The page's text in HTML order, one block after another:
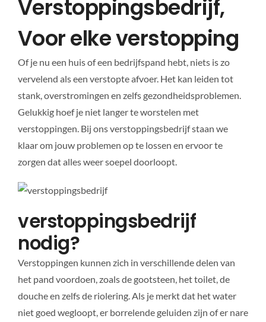
Verstoppingsbedrijf,
Voor elke verstopping
Of je nu een huis of een bedrijfspand hebt, niets is zo
vervelend als een verstopte afvoer. Het kan leiden tot
stank, overstromingen en zelfs gezondheidsproblemen.
Gelukkig hoef je niet langer te worstelen met
verstoppingen. Bij ons verstoppingsbedrijf staan we
klaar om jouw problemen op te lossen en ervoor te
zorgen dat alles weer soepel doorloopt.
verstoppingsbedrijf
nodig?
Verstoppingen kunnen zich in verschillende delen van
het pand voordoen, zoals de gootsteen, het toilet, de
douche en zelfs de riolering. Als je merkt dat het water
niet goed wegloopt, er borrelende geluiden zijn of er nare